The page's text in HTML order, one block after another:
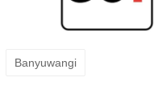
Banyuwangi